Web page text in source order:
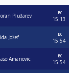
Plužarev
вс
15:13
Jožef
вс
15:54
Amanovic
вс
15:54